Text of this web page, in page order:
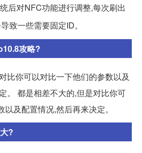
后对NFC功能进行调整,每次刷出
致一些需要固定ID。
攻略?
比你可以对比一下他们的参数以及
。 都是相差不大的,但是对比你可
及配置情况,然后再来决定。
?